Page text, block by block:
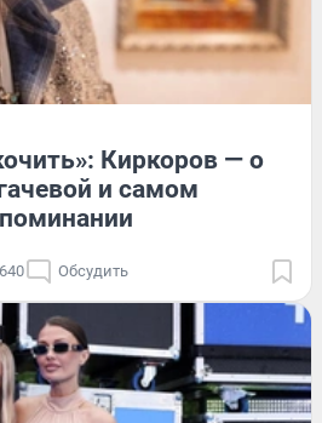
Киркоров — о
и самом
640 Обсудить